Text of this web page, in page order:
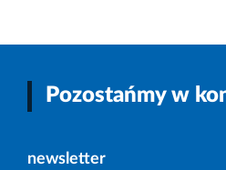
Pozostańmy w
newsletter